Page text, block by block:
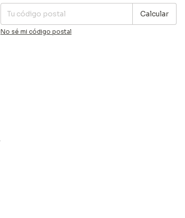
Calcular
No sé mi código postal